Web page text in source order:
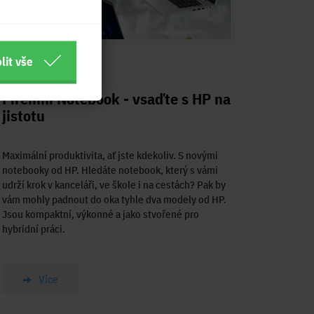
Firemní Notebook - vsaďte s HP na
jistotu
Maximální produktivita, ať jste kdekoliv. S novými
notebooky od HP. Hledáte notebook, který s vámi
udrží krok v kanceláři, ve škole i na cestách? Pak by
vám mohly padnout do oka tyhle dva modely od HP.
Jsou kompaktní, výkonné a jako stvořené pro
hybridní práci.
Více
vše